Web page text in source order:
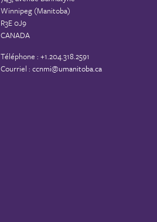
Winnipeg (Manitoba)
R3E 0J9
CANADA
Téléphone : +1.204.318.2591
Courriel : ccnmi@umanitoba.ca